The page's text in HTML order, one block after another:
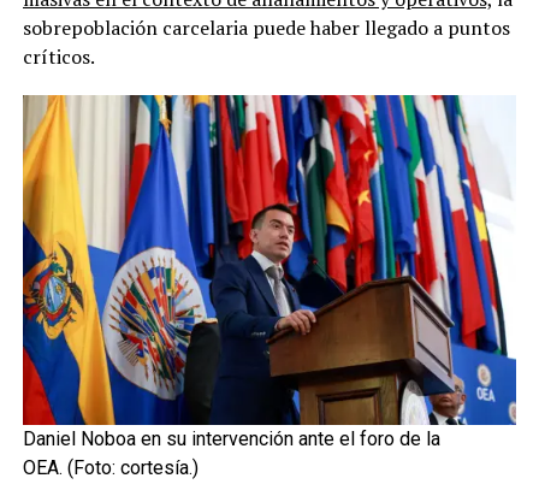
sobrepoblación carcelaria puede haber llegado a puntos
críticos.
Daniel Noboa en su intervención ante el foro de la
OEA. (Foto: cortesía.)